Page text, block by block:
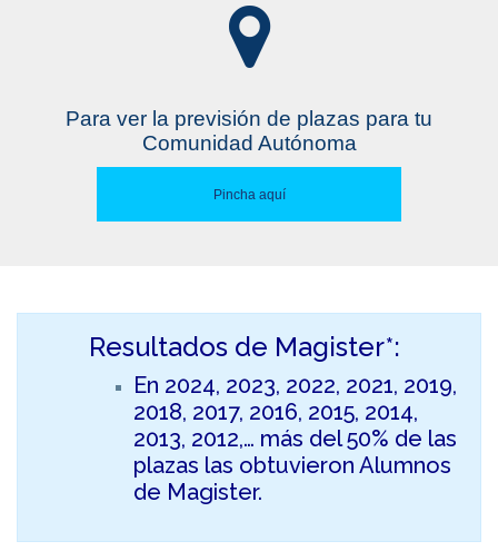
Para ver la previsión de plazas para tu
Comunidad Autónoma
Pincha aquí
Resultados de Magister*:
En 2024, 2023, 2022, 2021, 2019,
2018, 2017, 2016, 2015, 2014,
2013, 2012,… más del 50% de las
plazas las obtuvieron Alumnos
de Magister.